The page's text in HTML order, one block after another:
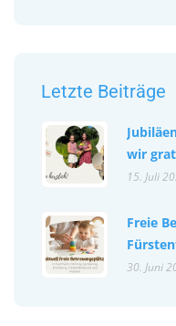
Letzte Beiträge
wir
15. Juli
Freie
30. Juni